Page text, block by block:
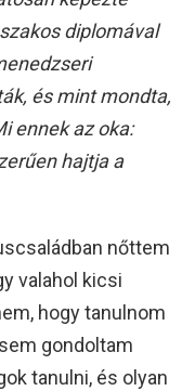
diplomával
és mint mondta,
ennek az oka:
hajtja a
nőttem
valahol kicsi
hogy tanulnom
gondoltam
tanulni, és olyan